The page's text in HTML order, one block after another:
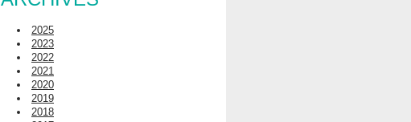
2025
2023
2022
2021
2020
2019
2018